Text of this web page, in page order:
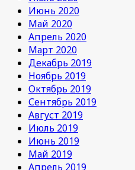
Июнь 2020
Май 2020
Апрель 2020
Март 2020
Декабрь 2019
Ноябрь 2019
Октябрь 2019
Сентябрь 2019
Август 2019
Июль 2019
Июнь 2019
Май 2019
Апрель 2019